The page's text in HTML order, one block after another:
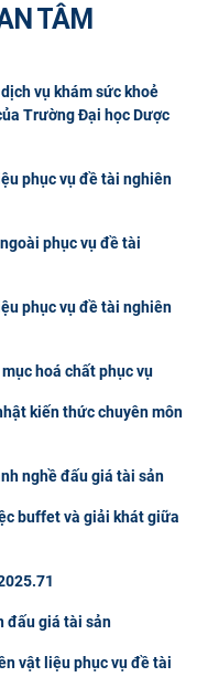
TÂM
vụ khám sức khoẻ
Trường Đại học Dược
phục vụ đề tài nghiên
phục vụ đề tài
phục vụ đề tài nghiên
hoá chất phục vụ
kiến thức chuyên môn
nghề đấu giá tài sản
buffet và giải khát giữa
đấu giá tài sản
vật liệu phục vụ đề tài